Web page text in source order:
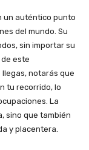
un auténtico punto
del mundo. Su
sin importar su
este
llegas, notarás que
tu recorrido, lo
La
sino que también
y placentera.